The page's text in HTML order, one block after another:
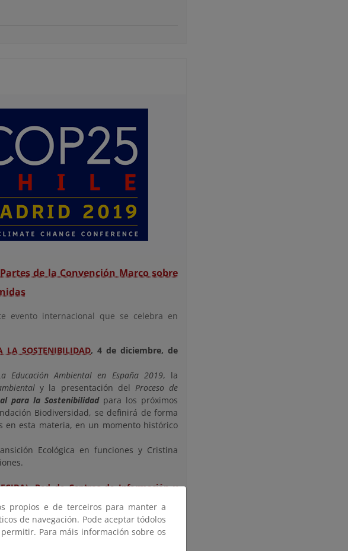
de la Convención Marco sobre
evento internacional que se celebra en
LA SOSTENIBILIDAD, 4 de diciembre, de
Educación Ambiental en España 2019, la
y la presentación del Proceso de
para la Sostenibilidadpara los próximos
Biodiversidad, se definirá de forma
en esta materia, en un momento histórico
Ecológica en funciones y Cristina
Red de Centros de Información y
iniciativas y de novedades bibliográficas...
propios e de terceiros para manter a
de navegación. Pode aceptar tódolos
Para máis información sobre os